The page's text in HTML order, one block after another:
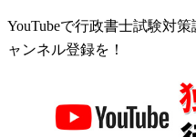
YouTubeで行政書士試験対
ャンネル登録を！